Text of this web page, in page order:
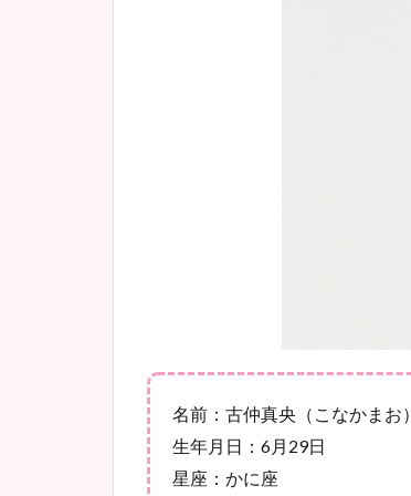
名前：古仲真央（こなかまお）
生年月日：6月29日
星座：かに座